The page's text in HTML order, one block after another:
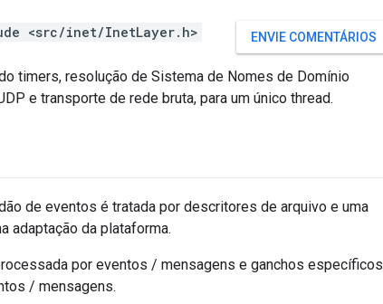
ENVIE COMENTÁRIOS
<src/inet/InetLayer.h>
timers, resolução de Sistema de Nomes de Domínio
e transporte de rede bruta, para um único thread.
de eventos é tratada por descritores de arquivo e uma
adaptação da plataforma.
por eventos / mensagens e ganchos específicos
/ mensagens.